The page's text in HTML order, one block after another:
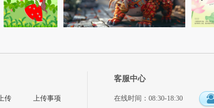
传 上传事项
客服中心
在线时间：08:30-18:30